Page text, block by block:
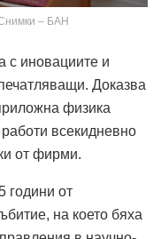
– БАН
с иновациите и
Доказва
физика
всекидневно
от фирми.
години от
на което бяха